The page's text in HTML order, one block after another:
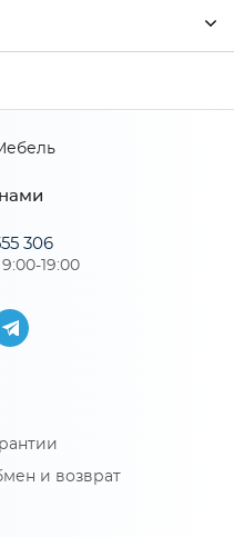
306
19:00
и возврат